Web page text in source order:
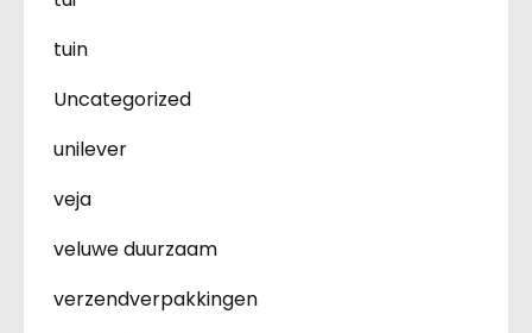
tuin
Uncategorized
unilever
veja
veluwe duurzaam
verzendverpakkingen